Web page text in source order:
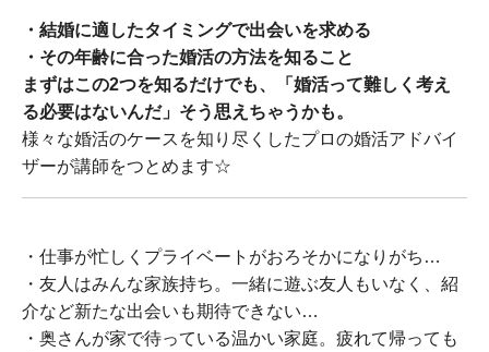
・結婚に適したタイミングで出会いを求める
・その年齢に合った婚活の方法を知ること
まずはこの2つを知るだけでも、「婚活って難しく考え
る必要はないんだ」そう思えちゃうかも。
様々な婚活のケースを知り尽くしたプロの婚活アドバイ
ザーが講師をつとめます☆
・仕事が忙しくプライベートがおろそかになりがち…
・友人はみんな家族持ち。一緒に遊ぶ友人もいなく、紹
介など新たな出会いも期待できない…
・奥さんが家で待っている温かい家庭。疲れて帰っても